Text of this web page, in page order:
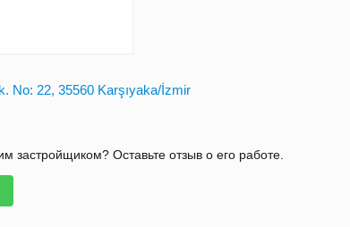
No: 22, 35560 Karşıyaka/İzmir
застройщиком? Оставьте отзыв о его работе.